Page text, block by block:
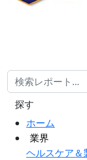
ホーム
業界
ヘルスケア＆
探す